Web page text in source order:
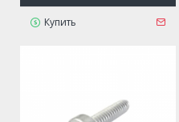
Купить